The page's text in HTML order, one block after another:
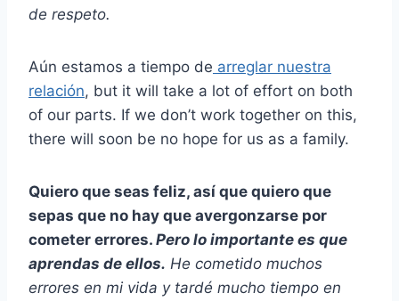
de respeto.
Aún estamos a tiempo de arreglar nuestra
relación, but it will take a lot of effort on both
of our parts. If we don’t work together on this,
there will soon be no hope for us as a family.
Quiero que seas feliz, así que quiero que
sepas que no hay que avergonzarse por
cometer errores. Pero lo importante es que
aprendas de ellos. He cometido muchos
errores en mi vida y tardé mucho tiempo en